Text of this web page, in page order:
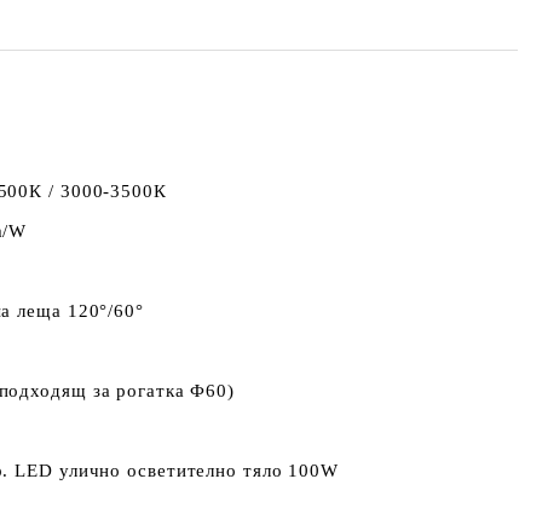
/ 3000-3500К
W
леща 120°/60°
за рогатка Ф60)
LED улично осветително тяло 100W